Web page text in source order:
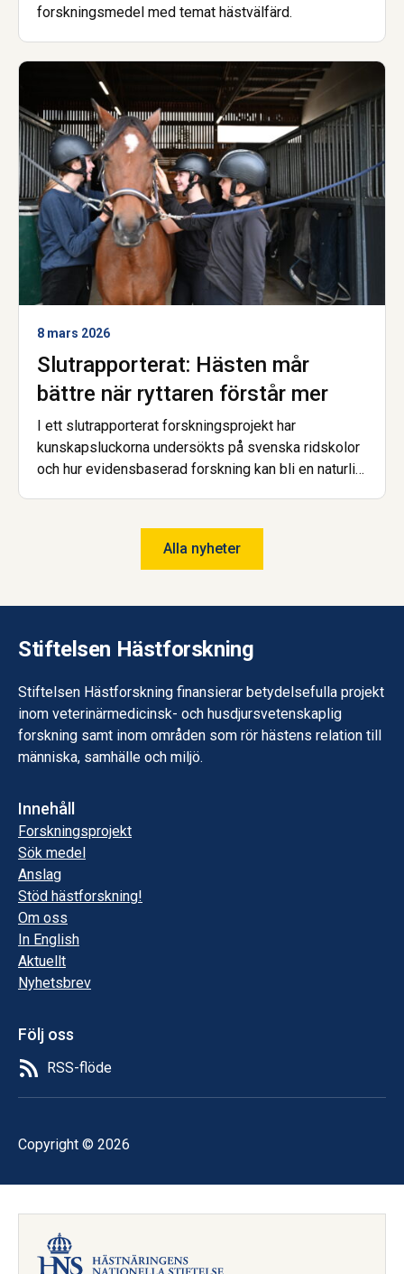
forskningsmedel med temat hästvälfärd.
8 mars 2026
Slutrapporterat: Hästen mår
bättre när ryttaren förstår mer
I ett slutrapporterat forskningsprojekt har
kunskapsluckorna undersökts på svenska ridskolor
och hur evidensbaserad forskning kan bli en naturlig
Alla nyheter
Stiftelsen Hästforskning
Stiftelsen Hästforskning finansierar betydelsefulla projekt
inom veterinärmedicinsk- och husdjursvetenskaplig
forskning samt inom områden som rör hästens relation till
människa, samhälle och miljö.
Innehåll
Forskningsprojekt
Sök medel
Anslag
Stöd hästforskning!
Om oss
In English
Aktuellt
Nyhetsbrev
Följ oss
RSS-flöde
Copyright © 2026